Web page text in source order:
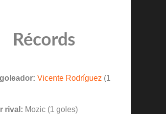
Récords
Vicente Rodríguez (1
rival: Mozic (1 goles)